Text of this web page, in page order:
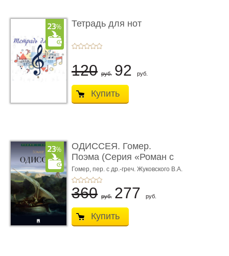
Тетрадь для нот
120 руб. 92 руб.
Купить
ОДИССЕЯ. Гомер.
Поэма (Серия «Роман с
книгой»)
Гомер, пер. с др.-греч. Жуковского В.А.
360 руб. 277 руб.
Купить